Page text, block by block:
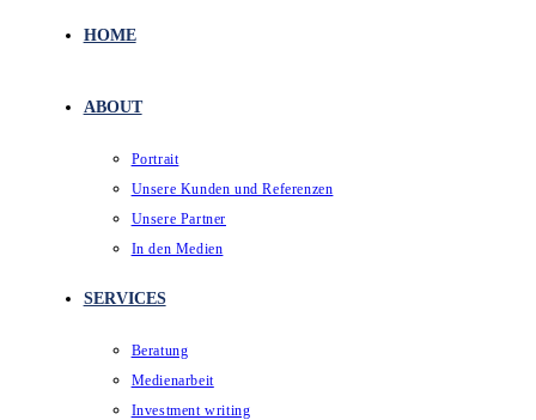
HOME
ABOUT
Portrait
Unsere Kunden und Referenzen
Unsere Partner
In den Medien
SERVICES
Beratung
Medienarbeit
Investment writing